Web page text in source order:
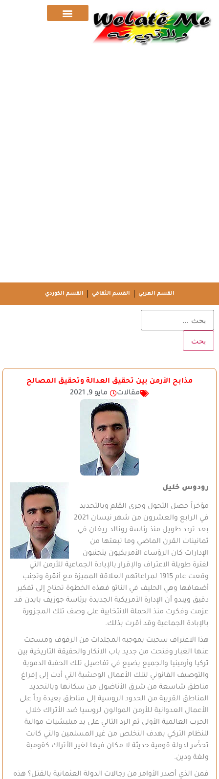
القسم العربي القسم الثقافي القسم الكوردي
مذابح الأرمن بين تحقيق العدالة وتحقيق المصالح
مقالات
مايو 9, 2021
رودوس خليل
مؤخراً حصل التحول وجرى القلم وبالتحديد
في الرابع والعشرون من شهر نيسان 2021
بعد تردد طويل منذ رئاسة رونالد ريغان في
ثمانينات القرن الماضي وما تبعتها من
الإدارات كان الرؤساء الأمريكيون يتجنبون
لفترة طويلة الاعتراف والإقرار بالإبادة الجماعية للأرمن التي
وقعت عام 1915 لمراعاتهم العلاقة المميزة مع أنقرة وتجنب
أضعافها وهي الحليف في الناتو فهذه الخطوة تحتاج إلى تفكير
دقيق ويبدو أن الإدارة الأمريكية الجديدة برئاسة جوزيف بايدن قد
عزمت وفكرت منذ الحملة الانتخابية على وصف تلك المجزورة
بالإبادة الجماعية وقد أقرت بذلك.
هذا الاعتراف سحبت بموجبه المجلدات من الرفوف ومسحت
عنها الغبار وفتحت من جديد باب الانكار والحقيقة التاريخية بين
تركيا وأرمينيا والجميع يضيع في تفاصيل تلك الحقبة الدموية
والتوصيف القانوني لتلك الأعمال الوحشية التي أدت إلى إفراغ
مناطق شاسعة من شرق الأناضول من سكانها وبالتحديد
المناطق القريبة من الحدود الروسية إلى مناطق بعيدة رداً على
الأعمال العدوانية للأرمن الموالون لروسيا ضد الأتراك خلال
الحرب العالمية الأولى ثم الرد التالي على يد ميليشيات موالية
للنظام التركي بهدف التخلص من غير المسلمين والتي كانت
تحضّر لدولة قومية حديثة لا مكان فيها لغير الأتراك كقومية
ولغة ودين.
فمن الذي أصدر الأوامر من رجالات الدولة العثمانية بالقتل؟ هذه